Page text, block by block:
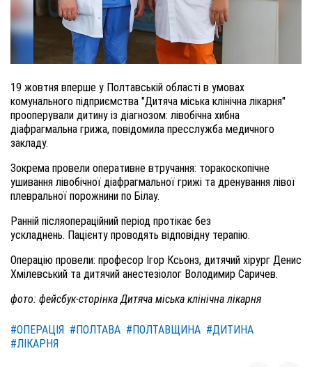
19 жовтня вперше у Полтавській області в умовах
комунального підприємства "Дитяча міська клінічна лікарня"
прооперували дитину із діагнозом: лівобічна хибна
діафрагмальна грижа, повідомила пресслужба медичного
закладу.
Зокрема провели оперативне втручання: торакоскопічне
ушивання лівобічної діафрагмальної грижі та дренування лівої
плевральної порожнини по Білау.
Ранній післяопераційний період протікає без
ускладнень. Пацієнту проводять відповідну терапію.
Операцію провели: професор Ігор Ксьонз, дитячий хірург Денис
Хмілевський та дитячий анестезіолог Володимир Саричев.
фото: фейсбук-сторінка Дитяча міська клінічна лікарня
#ОПЕРАЦІЯ #ПОЛТАВА #ПОЛТАВЩИНА #ДИТИНА
#ЛІКАРНЯ